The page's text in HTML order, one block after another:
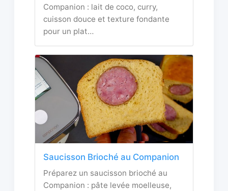
Companion : lait de coco, curry,
cuisson douce et texture fondante
pour un plat…
Saucisson Brioché au Companion
Préparez un saucisson brioché au
Companion : pâte levée moelleuse,